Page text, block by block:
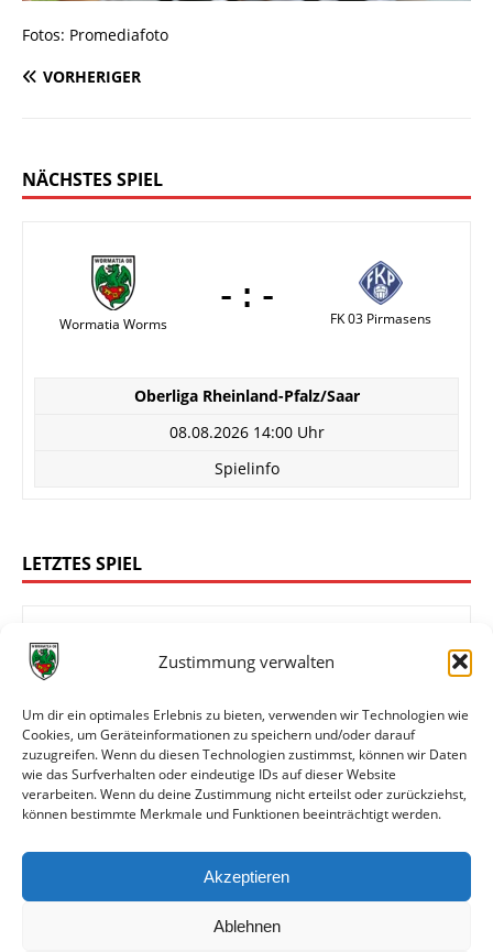
Zustimmung verwalten
Um dir ein optimales Erlebnis zu bieten, verwenden wir Technologien wie
Cookies, um Geräteinformationen zu speichern und/oder darauf
zuzugreifen. Wenn du diesen Technologien zustimmst, können wir Daten
wie das Surfverhalten oder eindeutige IDs auf dieser Website
verarbeiten. Wenn du deine Zustimmung nicht erteilst oder zurückziehst,
können bestimmte Merkmale und Funktionen beeinträchtigt werden.
Akzeptieren
Ablehnen
Fotos: Promediafoto
VORHERIGER
NÄCHSTES SPIEL
Wormatia Worms
-:-
FK 03 Pirmasens
Oberliga Rheinland-Pfalz/Saar
08.08.2026 14:00 Uhr
Spielinfo
LETZTES SPIEL
1:4
Wormatia Worms
Oberliga Rheinland-Pfalz/Saar
01.08.2026 14:00 Uhr
Spielinfo